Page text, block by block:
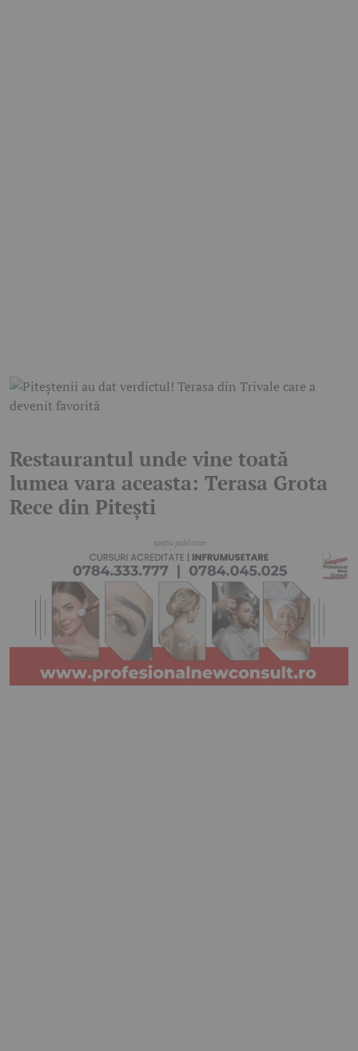
Restaurantul unde vine toată
lumea vara aceasta: Terasa Grota
Rece din Pitești